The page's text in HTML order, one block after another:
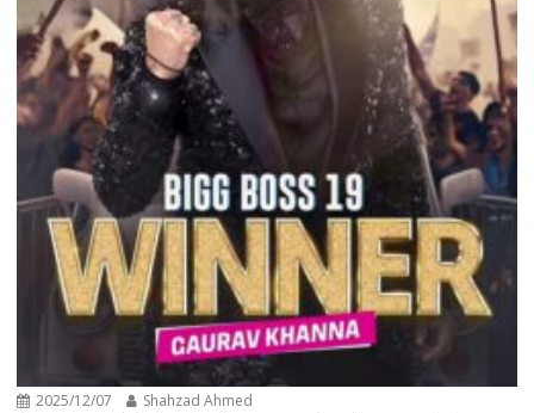
2025/12/07 Shahzad Ahmed